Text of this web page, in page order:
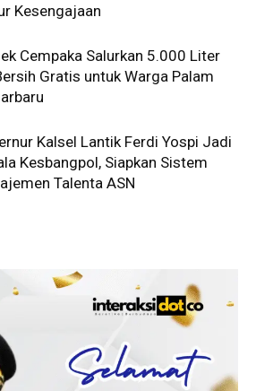
Kesengajaan
Cempaka Salurkan 5.000 Liter
Gratis untuk Warga Palam
Kalsel Lantik Ferdi Yospi Jadi
Kesbangpol, Siapkan Sistem
Talenta ASN